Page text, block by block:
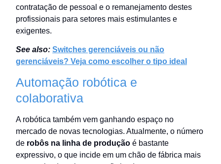
contratação de pessoal e o remanejamento destes
profissionais para setores mais estimulantes e
exigentes.
See also: Switches gerenciáveis ou não
gerenciáveis? Veja como escolher o tipo ideal
Automação robótica e
colaborativa
A robótica também vem ganhando espaço no
mercado de novas tecnologias. Atualmente, o número
de robôs na linha de produção é bastante
expressivo, o que incide em um chão de fábrica mais